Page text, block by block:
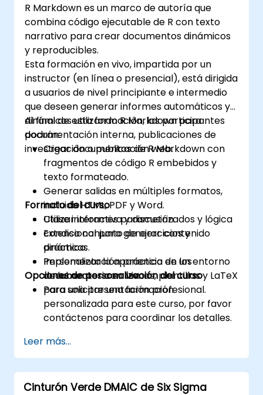
y estrategias organizacionales.
R Markdown es un marco de autoría que
combina código ejecutable de R con texto
narrativo para crear documentos dinámicos
y reproducibles.
Esta formación en vivo, impartida por un
instructor (en línea o presencial), está dirigida
a usuarios de nivel principiante e intermedio
que deseen generar informes automáticos y
dinámicos utilizando R Markdown para
documentación interna, publicaciones de
investigación o publicación web.
Al final de esta formación, los participantes
podrán:
Crear documentos de R Markdown con
fragmentos de código R embebidos y
texto formateado.
Generar salidas en múltiples formatos,
incluido HTML, PDF y Word.
Utilizar informes parametrizados y lógica
condicional para generar contenido
dinámico.
Personalizar la apariencia de los
documentos con temas, plantillas y LaTeX
para una presentación profesional.
Formato del curso
Clase interactiva y discusión.
Extenso conjunto de ejercicios y
prácticas.
Implementación práctica en un entorno
de laboratorio en vivo.
Opciones de personalización del curso
Para solicitar una formación
personalizada para este curso, por favor
contáctenos para coordinar los detalles.
Leer más...
Cinturón Verde DMAIC de Six Sigma